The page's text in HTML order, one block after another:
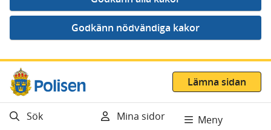
Gå direkt till innehåll
Lämna sidan
Sök Mina sidor Meny